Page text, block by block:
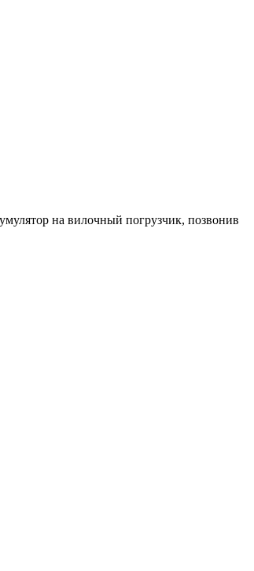
на вилочный погрузчик, позвонив